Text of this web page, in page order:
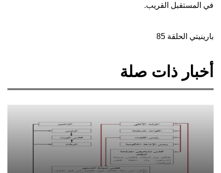
في المستقبل القريب.
بارينيتي الحلقة 85
أخبار ذات صلة